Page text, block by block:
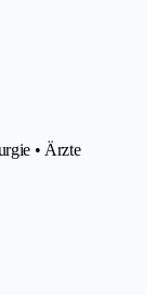
• Ärzte